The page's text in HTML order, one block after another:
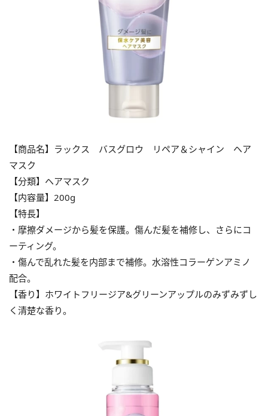
【商品名】ラックス バスグロウ リペア＆シャイン ヘア
マスク
【分類】ヘアマスク
【内容量】200g
【特長】
・摩擦ダメージから髪を保護。傷んだ髪を補修し、さらにコ
ーティング。
・傷んで乱れた髪を内部まで補修。水溶性コラーゲンアミノ
配合。
【香り】ホワイトフリージア&グリーンアップルのみずみずし
く清楚な香り。